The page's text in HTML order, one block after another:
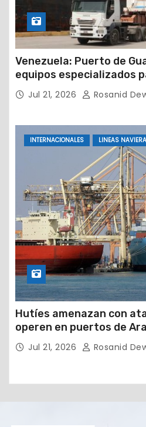
Venezuela: Puerto de
equipos especializados
petrolera
Jul 21, 2026 Rosanid
INTERNACIONALES LINEAS
Hutíes amenazan con
operen en puertos de
Jul 21, 2026 Rosanid